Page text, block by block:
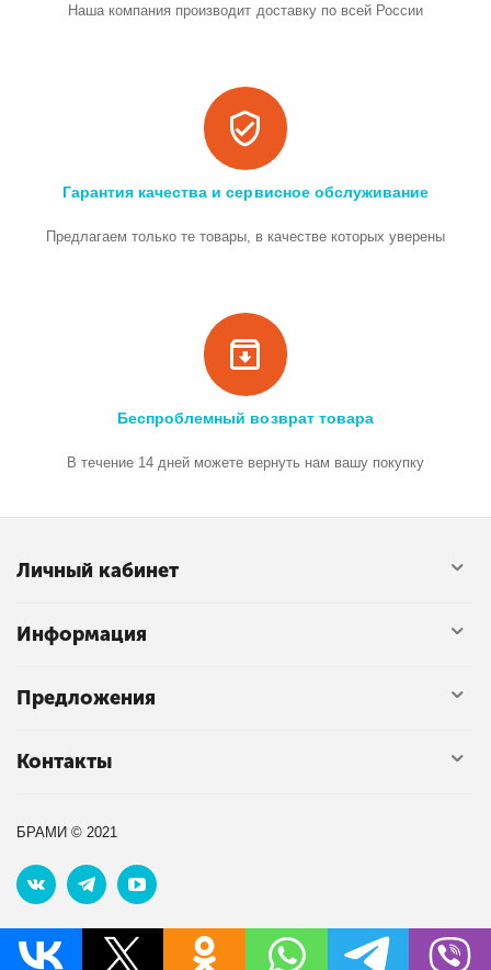
Наша компания производит доставку по всей России
Гарантия качества и сервисное обслуживание
Предлагаем только те товары, в качестве которых уверены
Беспроблемный возврат товара
В течение 14 дней можете вернуть нам вашу покупку
Личный кабинет
Информация
Предложения
Контакты
БРАМИ © 2021